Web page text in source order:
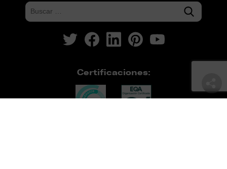
Certificaciones: